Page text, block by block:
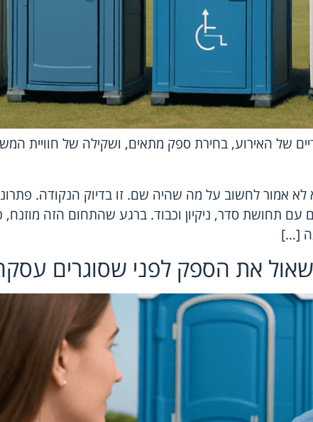
של האירוע, בחירת ספק מתאים, ושקילה של חוויית
לחשוב על מה שהיה שם. זו בדיוק הנקודה. פתרונות
עם תחושת סדר, ניקיון וכבוד. ברגע שהתחום הזה
[…]
את הספק לפני שסוגרים